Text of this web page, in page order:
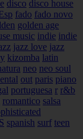
disco disco house
fado fado novo
golden age
music indie indie
jazz love jazz
kizomba latin
neo neo soul
out paris piano
portuguesa r r&b
romantico salsa
spanish surf teen